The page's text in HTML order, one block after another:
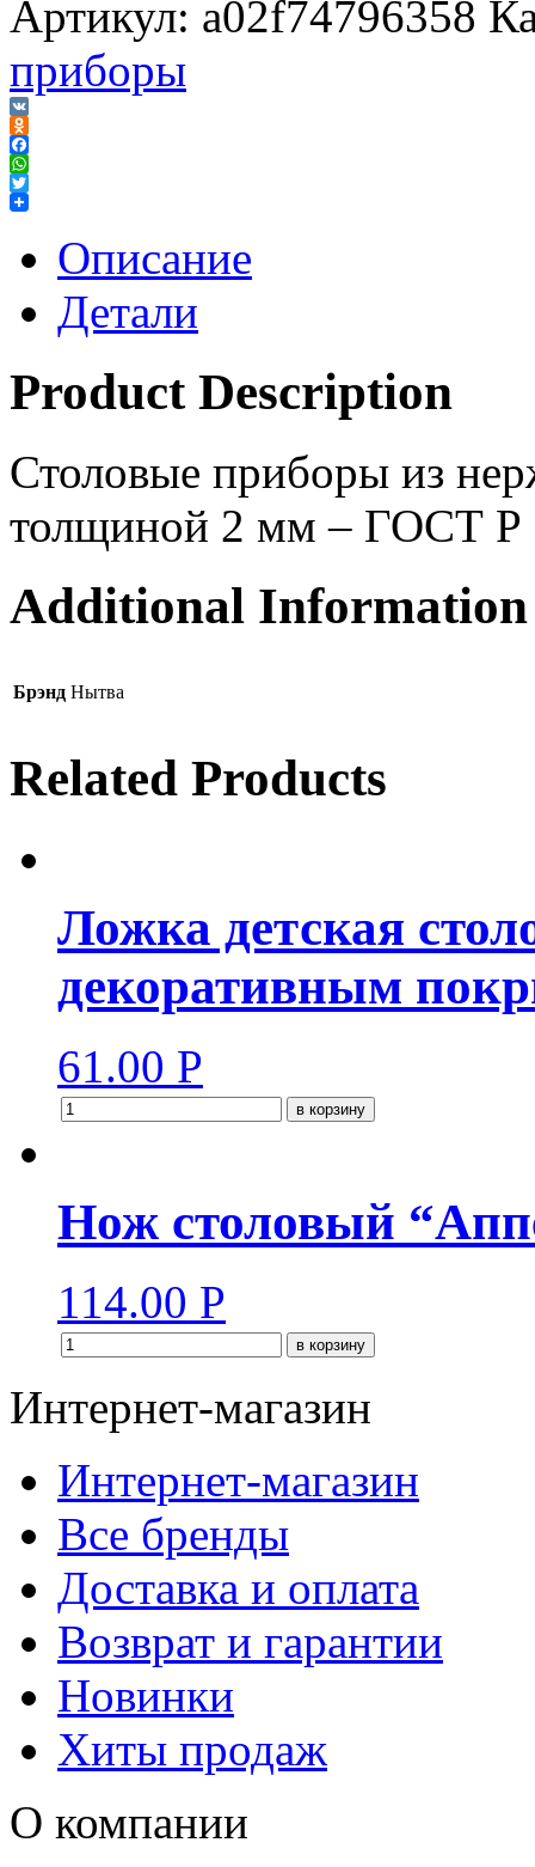
Артикул: a02f74796358
приборы
VK
Odnoklassniki
Facebook
WhatsApp
Twitter
Описание
Детали
Product Description
Столовые приборы из
толщиной 2 мм – ГОСТ Р
Additional Information
Брэнд Нытва
Related Products
Ложка детская
декоративным
61.00 Р
в корзину
Нож столовый
114.00 Р
в корзину
Интернет-магазин
Интернет-магазин
Все бренды
Доставка и оплата
Возврат и гарантии
Новинки
Хиты продаж
О компании